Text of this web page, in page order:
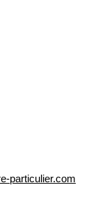
particulier.com